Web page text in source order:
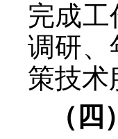
完成工
调研、
策技术
（